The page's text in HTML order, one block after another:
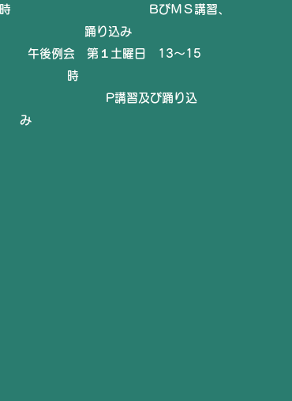
時 BびＭＳ講習、
踊り込み
午後例会 第１土曜日 13～15
時
P講習及び踊り込
み